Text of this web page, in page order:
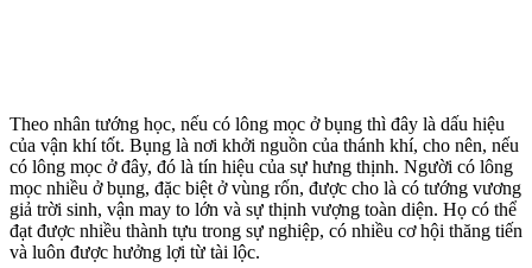
Theo nhân tướng học, nếu có lông mọc ở bụng thì đây là dấu hiệu
của vận khí tốt. Bụng là nơi khởi nguồn của thánh khí, cho nên, nếu
có lông mọc ở đây, đó là tín hiệu của sự hưng thịnh. Người có lông
mọc nhiều ở bụng, đặc biệt ở vùng rốn, được cho là có tướng vương
giả trời sinh, vận may to lớn và sự thịnh vượng toàn diện. Họ có thể
đạt được nhiều thành tựu trong sự nghiệp, có nhiều cơ hội thăng tiến
và luôn được hưởng lợi từ tài lộc.